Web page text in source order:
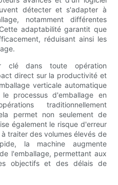
détecter et s'adapter à
notamment différentes
adaptabilité garantit que
réduisant ainsi les
clé dans toute opération
direct sur la productivité et
verticale automatique
processus d'emballage en
traditionnellement
permet non seulement de
également le risque d'erreur
traiter des volumes élevés de
la machine augmente
l'emballage, permettant aux
objectifs et des délais de